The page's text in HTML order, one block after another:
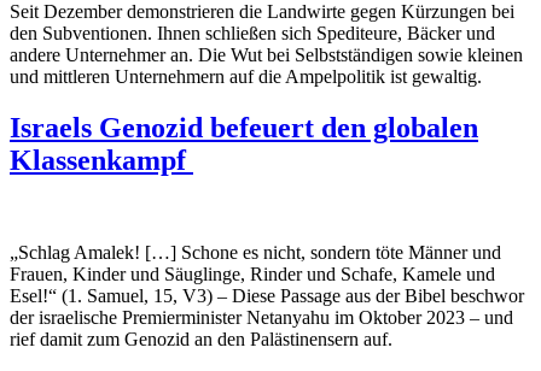
Seit Dezember demonstrieren die Landwirte gegen Kürzungen bei
den Subventionen. Ihnen schließen sich Spediteure, Bäcker und
andere Unternehmer an. Die Wut bei Selbstständigen sowie kleinen
und mittleren Unternehmern auf die Ampelpolitik ist gewaltig.
Israels Genozid befeuert den globalen
Klassenkampf
„Schlag Amalek! […] Schone es nicht, sondern töte Männer und
Frauen, Kinder und Säuglinge, Rinder und Schafe, Kamele und
Esel!“ (1. Samuel, 15, V3) – Diese Passage aus der Bibel beschwor
der israelische Premierminister Netanyahu im Oktober 2023 – und
rief damit zum Genozid an den Palästinensern auf.